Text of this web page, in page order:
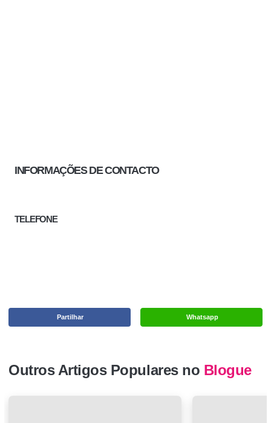
INFORMAÇÕES DE CONTACTO
TELEFONE
Whatsapp
Partilhar
Outros Artigos Populares no Blogue